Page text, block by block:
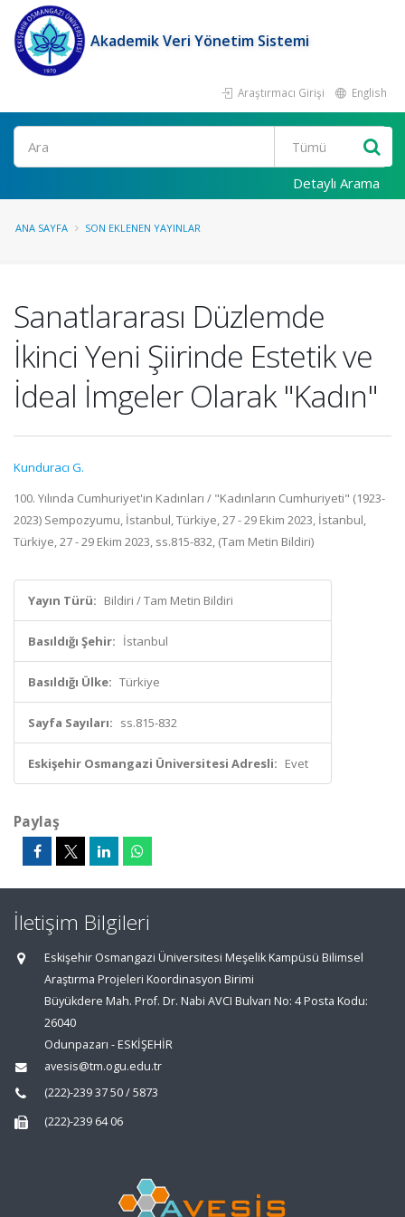
Akademik Veri Yönetim Sistemi
Araştırmacı Girişi English
Ara
Detaylı Arama
ANA SAYFA SON EKLENEN YAYINLAR
Sanatlararası Düzlemde
İkinci Yeni Şiirinde Estetik ve
İdeal İmgeler Olarak "Kadın"
Kunduracı G.
100. Yılında Cumhuriyet'in Kadınları / "Kadınların Cumhuriyeti" (1923-
2023) Sempozyumu, İstanbul, Türkiye, 27 - 29 Ekim 2023, İstanbul,
Türkiye, 27 - 29 Ekim 2023, ss.815-832, (Tam Metin Bildiri)
Yayın Türü: Bildiri / Tam Metin Bildiri
Basıldığı Şehir: İstanbul
Basıldığı Ülke: Türkiye
Sayfa Sayıları: ss.815-832
Eskişehir Osmangazi Üniversitesi Adresli: Evet
Paylaş
İletişim Bilgileri
Eskişehir Osmangazi Üniversitesi Meşelik Kampüsü Bilimsel
Araştırma Projeleri Koordinasyon Birimi
Büyükdere Mah. Prof. Dr. Nabi AVCI Bulvarı No: 4 Posta Kodu:
26040
Odunpazarı - ESKİŞEHİR
avesis@tm.ogu.edu.tr
(222)-239 37 50 / 5873
(222)-239 64 06